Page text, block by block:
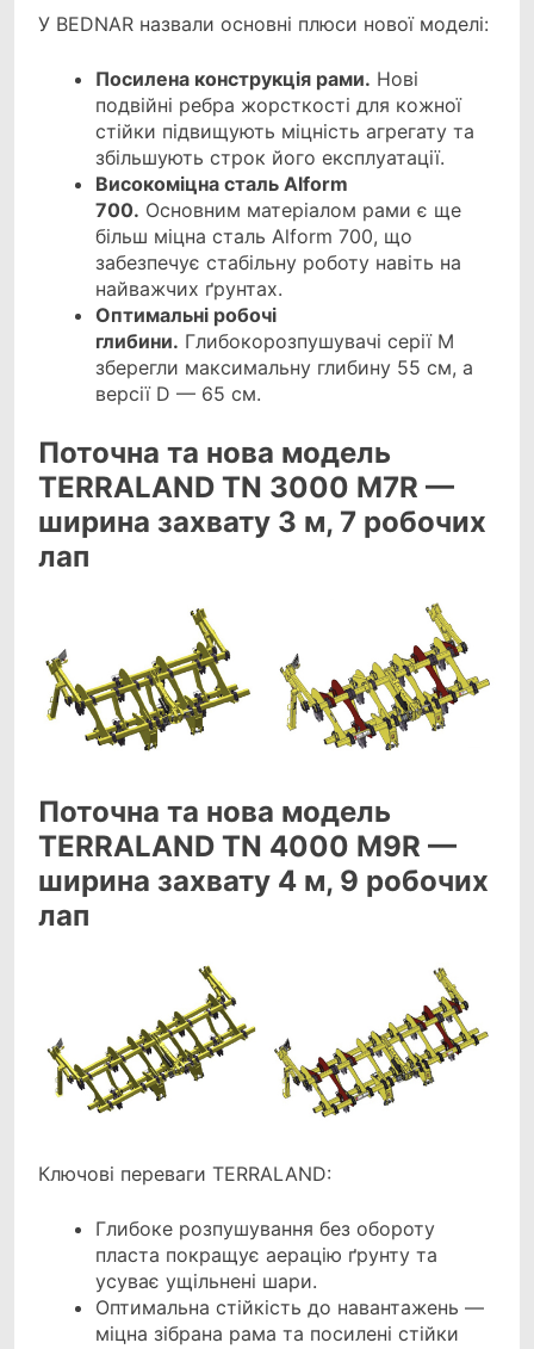
У BEDNAR назвали основні плюси нової моделі:
Посилена конструкція рами. Нові
подвійні ребра жорсткості для кожної
стійки підвищують міцність агрегату та
збільшують строк його експлуатації.
Високоміцна сталь Alform
700. Основним матеріалом рами є ще
більш міцна сталь Alform 700, що
забезпечує стабільну роботу навіть на
найважчих ґрунтах.
Оптимальні робочі
глибини. Глибокорозпушувачі серії М
зберегли максимальну глибину 55 см, а
версії D — 65 см.
Поточна та нова модель
TERRALAND TN 3000 M7R —
ширина захвату 3 м, 7 робочих
лап
Поточна та нова модель
TERRALAND TN 4000 M9R —
ширина захвату 4 м, 9 робочих
лап
Ключові переваги TERRALAND:
Глибоке розпушування без обороту
пласта покращує аерацію ґрунту та
усуває ущільнені шари.
Оптимальна стійкість до навантажень —
міцна зібрана рама та посилені стійки